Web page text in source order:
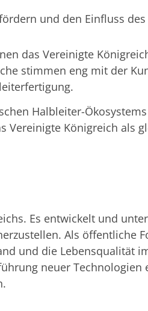
und den Einfluss
das Vereinigte
stimmen eng mit der
Halbleiter-
Vereinigte Königreich als
Es entwickelt und
Als öffentliche
und die Lebensqualität
neuer